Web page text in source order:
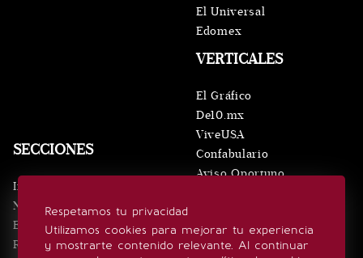
Respetamos tu privacidad
Utilizamos cookies para mejorar tu experiencia
y mostrarte contenido relevante. Al continuar
SECCIONES
Inicio
Noticias
Eventos
Realeza
VERTICALES
El Gráfico
De10.mx
ViveUSA
Confabulario
Aviso Oportuno
El Universal
Edomex